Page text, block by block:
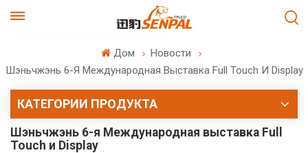
Дом
Новости
Шэньчжэнь 6-Я Международная Выставка Full Touch И Display
КАТЕГОРИИ ПРОДУКТА
Шэньчжэнь 6-я Международная выставка Full
Touch и Display